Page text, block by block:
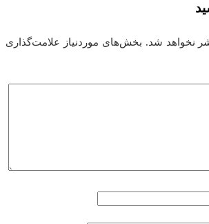
نخواهد شد. بخش‌های موردنیاز علامت‌گذاری